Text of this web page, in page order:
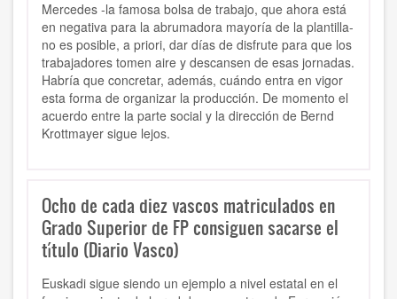
Mercedes -la famosa bolsa de trabajo, que ahora está
en negativa para la abrumadora mayoría de la plantilla-
no es posible, a priori, dar días de disfrute para que los
trabajadores tomen aire y descansen de esas jornadas.
Habría que concretar, además, cuándo entra en vigor
esta forma de organizar la producción. De momento el
acuerdo entre la parte social y la dirección de Bernd
Krottmayer sigue lejos.
Ocho de cada diez vascos matriculados en
Grado Superior de FP consiguen sacarse el
título (Diario Vasco)
Euskadi sigue siendo un ejemplo a nivel estatal en el